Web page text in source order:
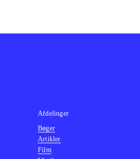
Afdelinger
Bøger
Artikler
Film